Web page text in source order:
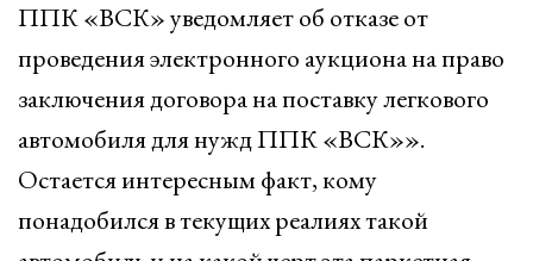
ППК «ВСК» уведомляет об отказе от
проведения электронного аукциона на право
заключения договора на поставку легкового
автомобиля для нужд ППК «ВСК»».
Остается интересным факт, кому
понадобился в текущих реалиях такой